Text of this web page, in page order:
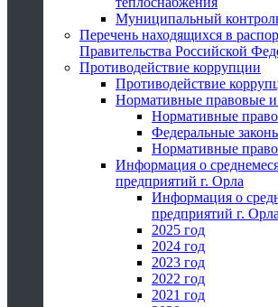
Муниципальный
Перечень находящихся в
Правительства Российской
Противодействие коррупции
Противодействие
Нормативные правовые
Нормативные
Федеральные
Нормативные
Информация о
предприятий г. Орла
Информация о
предприятий г. Орла
2025 год
2024 год
2023 год
2022 год
2021 год